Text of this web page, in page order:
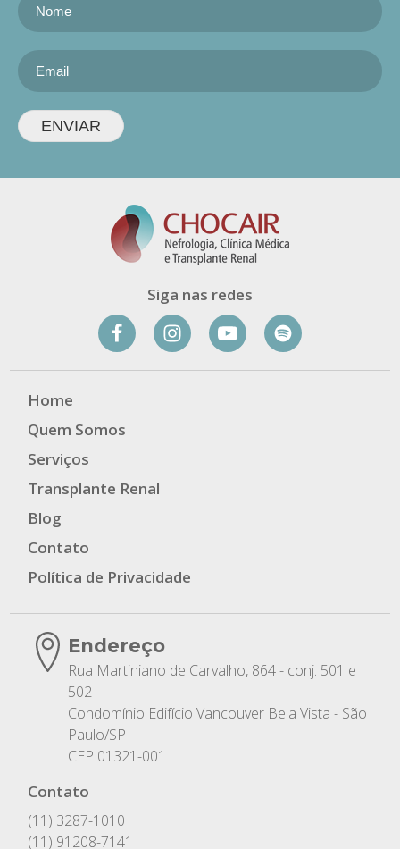
ENVIAR
Siga nas redes
Home
Quem Somos
Serviços
Transplante Renal
Blog
Contato
Política de Privacidade
Endereço
Rua Martiniano de Carvalho, 864 - conj. 501 e
502
Condomínio Edifício Vancouver Bela Vista - São
Paulo/SP
CEP 01321-001
Contato
(11) 3287-1010
(11) 91208-7141